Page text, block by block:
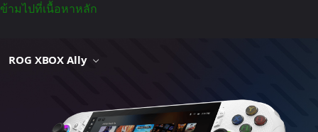
ข้ามไปที่เนื้อหาหลัก
ROG XBOX Ally